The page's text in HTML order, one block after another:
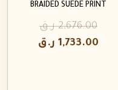
BRAIDED SUEDE PRINT
2,676.00 ر.ق
1,733.00 ر.ق